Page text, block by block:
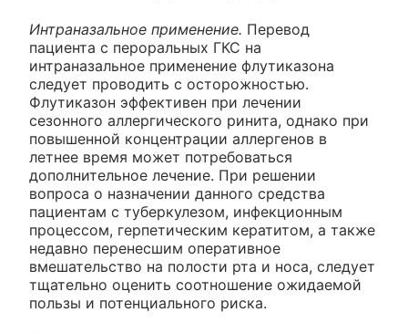
Интраназальное применение. Перевод
пациента с пероральных ГКС на
интраназальное применение флутиказона
следует проводить с осторожностью.
Флутиказон эффективен при лечении
сезонного аллергического ринита, однако при
повышенной концентрации аллергенов в
летнее время может потребоваться
дополнительное лечение. При решении
вопроса о назначении данного средства
пациентам с туберкулезом, инфекционным
процессом, герпетическим кератитом, а также
недавно перенесшим оперативное
вмешательство на полости рта и носа, следует
тщательно оценить соотношение ожидаемой
пользы и потенциального риска.